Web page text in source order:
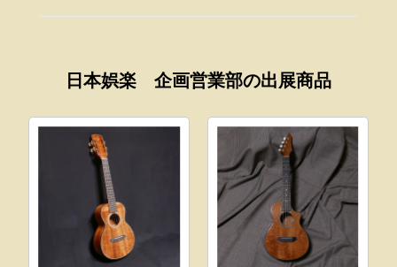
日本娯楽 企画営業部の出展商品